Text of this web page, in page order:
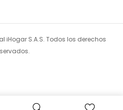
iHogar S.A.S. Todos los derechos